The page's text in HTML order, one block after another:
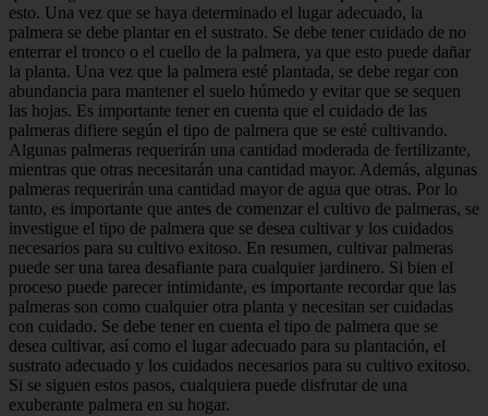
esto. Una vez que se haya determinado el lugar adecuado, la
palmera se debe plantar en el sustrato. Se debe tener cuidado de no
enterrar el tronco o el cuello de la palmera, ya que esto puede dañar
la planta. Una vez que la palmera esté plantada, se debe regar con
abundancia para mantener el suelo húmedo y evitar que se sequen
las hojas. Es importante tener en cuenta que el cuidado de las
palmeras difiere según el tipo de palmera que se esté cultivando.
Algunas palmeras requerirán una cantidad moderada de fertilizante,
mientras que otras necesitarán una cantidad mayor. Además, algunas
palmeras requerirán una cantidad mayor de agua que otras. Por lo
tanto, es importante que antes de comenzar el cultivo de palmeras, se
investigue el tipo de palmera que se desea cultivar y los cuidados
necesarios para su cultivo exitoso. En resumen, cultivar palmeras
puede ser una tarea desafiante para cualquier jardinero. Si bien el
proceso puede parecer intimidante, es importante recordar que las
palmeras son como cualquier otra planta y necesitan ser cuidadas
con cuidado. Se debe tener en cuenta el tipo de palmera que se
desea cultivar, así como el lugar adecuado para su plantación, el
sustrato adecuado y los cuidados necesarios para su cultivo exitoso.
Si se siguen estos pasos, cualquiera puede disfrutar de una
exuberante palmera en su hogar.